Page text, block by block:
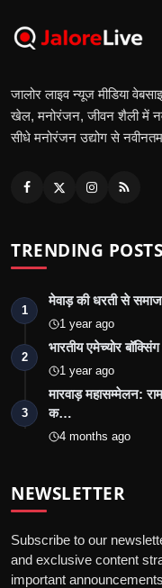
जालोर लाइव न्यूज मीडिया
खेल, मनोरंजन, जीवन शैली में
सीधे मनोरंजन उद्योग से
TRENDING POSTS
1
मेवाड़ की धरती से
1 year ago
2
भारतीय एमेच्योर
1 year ago
3
मारवाड़ महासम्मेलन:
क…
4 months ago
NEWSLETTER
Subscribe to our
and exclusive content
important